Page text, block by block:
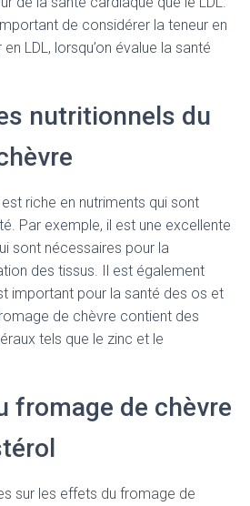
de considérer la teneur en
LDL, lorsqu’on évalue la santé
nutritionnels du
riche en nutriments qui sont
Par exemple, il est une excellente
sont nécessaires pour la
des tissus. Il est également
important pour la santé des os et
de chèvre contient des
tels que le zinc et le
fromage de chèvre
sur les effets du fromage de